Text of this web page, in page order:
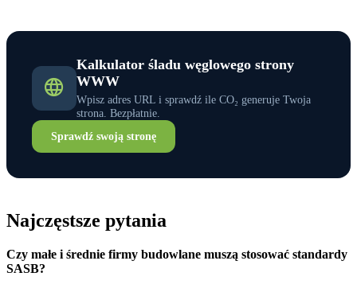
Kalkulator śladu węglowego strony
WWW
Wpisz adres URL i sprawdź ile CO₂ generuje Twoja
strona. Bezpłatnie.
Sprawdź swoją stronę
Najczęstsze pytania
Czy małe i średnie firmy budowlane muszą stosować standardy
SASB?